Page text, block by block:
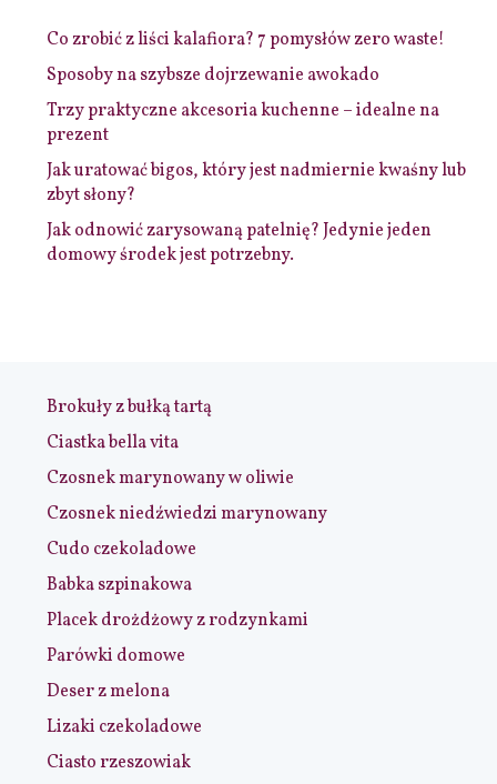
Co zrobić z liści kalafiora? 7 pomysłów zero waste!
Sposoby na szybsze dojrzewanie awokado
Trzy praktyczne akcesoria kuchenne – idealne na
prezent
Jak uratować bigos, który jest nadmiernie kwaśny lub
zbyt słony?
Jak odnowić zarysowaną patelnię? Jedynie jeden
domowy środek jest potrzebny.
Brokuły z bułką tartą
Ciastka bella vita
Czosnek marynowany w oliwie
Czosnek niedźwiedzi marynowany
Cudo czekoladowe
Babka szpinakowa
Placek drożdżowy z rodzynkami
Parówki domowe
Deser z melona
Lizaki czekoladowe
Ciasto rzeszowiak